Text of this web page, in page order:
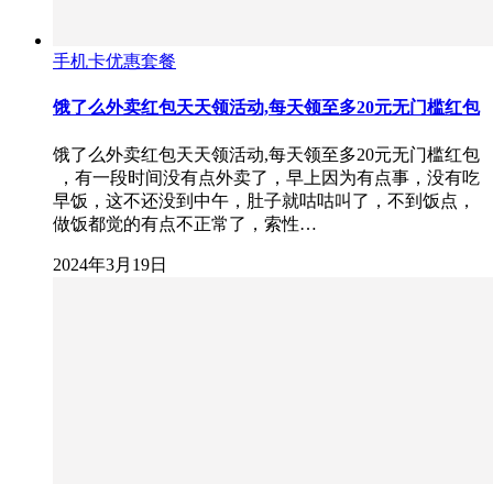
手机卡优惠套餐
饿了么外卖红包天天领活动,每天领至多20元无门槛红包
饿了么外卖红包天天领活动,每天领至多20元无门槛红包
，有一段时间没有点外卖了，早上因为有点事，没有吃
早饭，这不还没到中午，肚子就咕咕叫了，不到饭点，
做饭都觉的有点不正常了，索性…
2024年3月19日